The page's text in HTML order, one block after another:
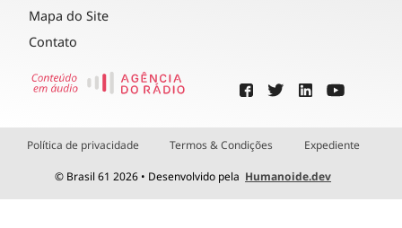
Mapa do Site
Contato
Política de privacidade Termos & Condições Expediente
© Brasil 61 2026 • Desenvolvido pela Humanoide.dev